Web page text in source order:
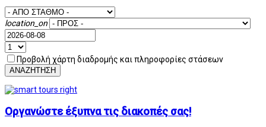
location_on
Προβολή χάρτη διαδρομής και πληροφορίες στάσεων
ΑΝΑΖΗΤΗΣΗ
Οργανώστε έξυπνα τις διακοπές σας!